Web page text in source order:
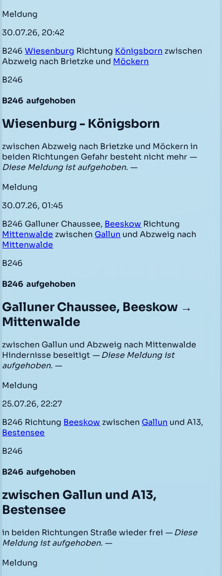
Meldung
30.07.26, 20:42
B246Wiesenburg Richtung Königsborn zwischen
Abzweig nach Brietzke und Möckern
B246
B246 aufgehoben
Wiesenburg - Königsborn
zwischen Abzweig nach Brietzke und Möckern in
beiden Richtungen Gefahr besteht nicht mehr —
Diese Meldung ist aufgehoben. —
Meldung
30.07.26, 01:45
B246 Galluner Chaussee, Beeskow Richtung
Mittenwalde zwischen Gallun und Abzweig nach
Mittenwalde
B246
B246 aufgehoben
Galluner Chaussee, Beeskow →
Mittenwalde
zwischen Gallun und Abzweig nach Mittenwalde
Hindernisse beseitigt — Diese Meldung ist
aufgehoben. —
Meldung
25.07.26, 22:27
B246 Richtung Beeskow zwischen Gallun und A13,
Bestensee
B246
B246 aufgehoben
zwischen Gallun und A13,
Bestensee
in beiden Richtungen Straße wieder frei — Diese
Meldung ist aufgehoben. —
Meldung